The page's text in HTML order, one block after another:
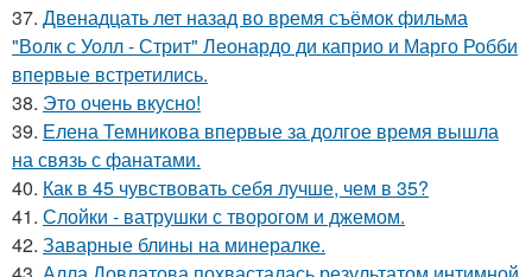
37. Двенадцать лет назад во время съёмок фильма
"Волк с Уолл - Стрит" Леонардо ди каприо и Марго Робби
впервые встретились.
38. Это очень вкусно!
39. Елена Темникова впервые за долгое время вышла
на связь с фанатами.
40. Как в 45 чувствовать себя лучше, чем в 35?
41. Слойки - ватрушки с творогом и джемом.
42. Заварные блины на минералке.